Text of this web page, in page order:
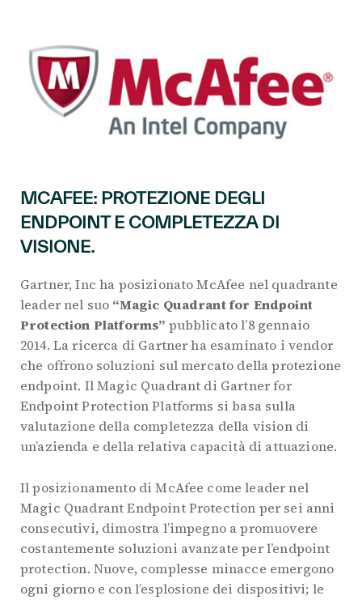
MCAFEE: PROTEZIONE DEGLI
ENDPOINT E COMPLETEZZA DI
VISIONE.
Gartner, Inc ha posizionato McAfee nel quadrante
leader nel suo “Magic Quadrant for Endpoint
Protection Platforms” pubblicato l’8 gennaio
2014. La ricerca di Gartner ha esaminato i vendor
che offrono soluzioni sul mercato della protezione
endpoint. Il Magic Quadrant di Gartner for
Endpoint Protection Platforms si basa sulla
valutazione della completezza della vision di
un’azienda e della relativa capacità di attuazione.
Il posizionamento di McAfee come leader nel
Magic Quadrant Endpoint Protection per sei anni
consecutivi, dimostra l’impegno a promuovere
costantemente soluzioni avanzate per l’endpoint
protection. Nuove, complesse minacce emergono
ogni giorno e con l’esplosione dei dispositivi; le